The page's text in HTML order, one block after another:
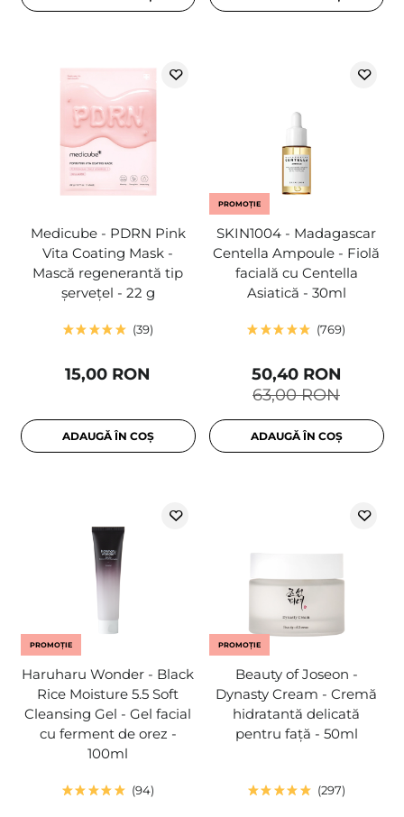
Medicube - PDRN Pink
Vita Coating Mask -
Mască regenerantă tip
șervețel - 22 g
39
15,00 RON
ADAUGĂ ÎN COȘ
PROMOȚIE
SKIN1004 - Madagascar
Centella Ampoule - Fiolă
facială cu Centella
Asiatică - 30ml
769
63,00 RON
50,40 RON
ADAUGĂ ÎN COȘ
PROMOȚIE
Haruharu Wonder - Black
Rice Moisture 5.5 Soft
Cleansing Gel - Gel facial
cu ferment de orez -
100ml
94
PROMOȚIE
Beauty of Joseon -
Dynasty Cream - Cremă
hidratantă delicată
pentru față - 50ml
297